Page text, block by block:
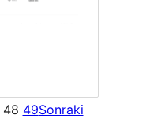
48 49Sonraki